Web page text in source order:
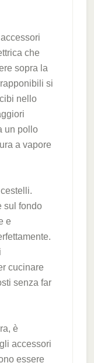
che
sopra la
si
nello
un pollo
a vapore
sul fondo
e
cucinare
senza far
è
accessori
essere